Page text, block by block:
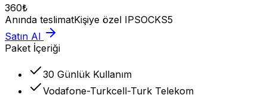
360₺
Anında teslimatKişiye özel IPSOCKS5
Satın Al
Paket İçeriği
30 Günlük Kullanım
Vodafone-Turkcell-Turk Telekom